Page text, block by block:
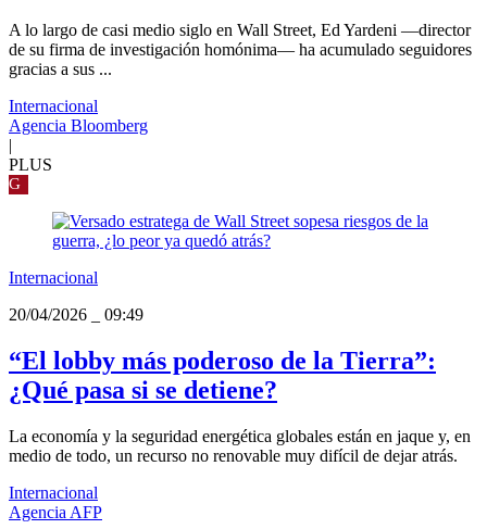
A lo largo de casi medio siglo en Wall Street, Ed Yardeni —director
de su firma de investigación homónima— ha acumulado seguidores
gracias a sus ...
Internacional
Agencia Bloomberg
|
PLUS
G
Internacional
20/04/2026
09:49
“El lobby más poderoso de la Tierra”:
¿Qué pasa si se detiene?
La economía y la seguridad energética globales están en jaque y, en
medio de todo, un recurso no renovable muy difícil de dejar atrás.
Internacional
Agencia AFP